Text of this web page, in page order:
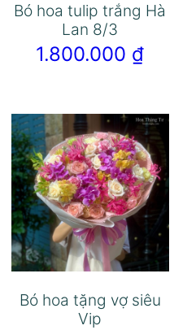
Bó hoa tulip trắng Hà
Lan 8/3
1.800.000 ₫
Bó hoa tặng vợ siêu
Vip